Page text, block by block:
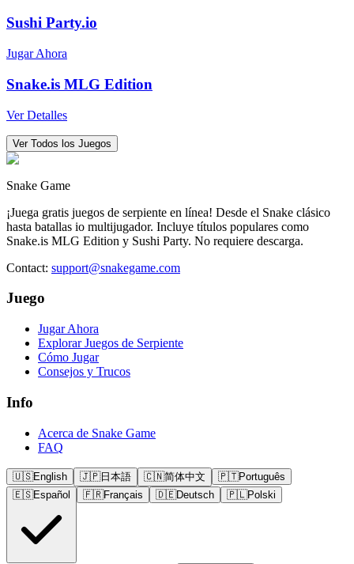
Sushi Party.io
Jugar Ahora
Snake.is MLG Edition
Ver Detalles
Ver Todos los Juegos
Snake Game
¡Juega gratis juegos de serpiente en línea! Desde el Snake clásico
hasta batallas io multijugador. Incluye títulos populares como
Snake.is MLG Edition y Sushi Party. No requiere descarga.
Contact: support@snakegame.com
Juego
Jugar Ahora
Explorar Juegos de Serpiente
Cómo Jugar
Consejos y Trucos
Info
Acerca de Snake Game
FAQ
🇺🇸English 🇯🇵日本語 🇨🇳简体中文 🇵🇹Português
🇪🇸Español 🇫🇷Français 🇩🇪Deutsch 🇵🇱Polski